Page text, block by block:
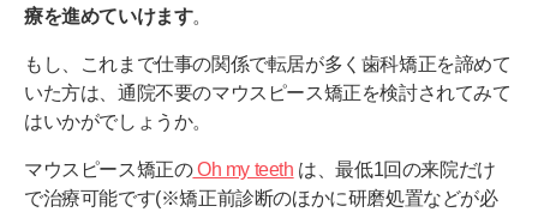
療を進めていけます。
もし、これまで仕事の関係で転居が多く歯科矯正を諦めて
いた方は、通院不要のマウスピース矯正を検討されてみて
はいかがでしょうか。
マウスピース矯正のOh my teeth は、最低1回の来院だけ
で治療可能です(※矯正前診断のほかに研磨処置などが必